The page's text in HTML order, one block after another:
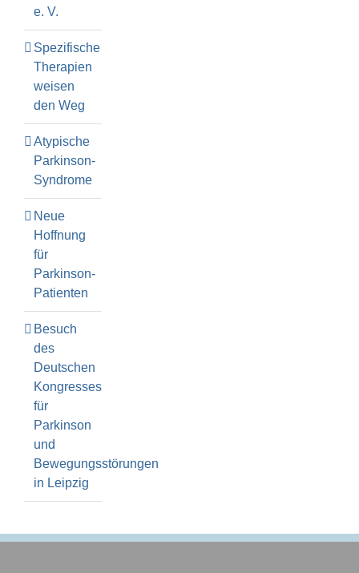
e. V.
Spezifische
Therapien
weisen
den Weg
Atypische
Parkinson-
Syndrome
Neue
Hoffnung
für
Parkinson-
Patienten
Besuch
des
Deutschen
Kongresses
für
Parkinson
und
Bewegungsstörungen
in Leipzig